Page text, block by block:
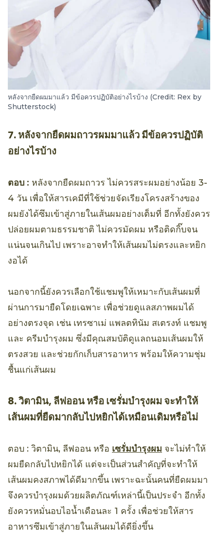
หลังจากยืดผมมาแล้ว มีข้อควรปฏิบัติอย่างไรบ้าง (Credit: Rex by
Shutterstock)
7. หลังจากยืดผมถาวรผมมาแล้ว มีข้อควรปฏิบัติ
อย่างไรบ้าง
ตอบ : หลังจากยืดผมถาวร ไม่ควรสระผมอย่างน้อย 3-
4 วัน เพื่อให้สารเคมีที่ใช้ช่วยจัดเรียงโครงสร้างของ
ผมยังได้ซึมเข้าสู่ภายในเส้นผมอย่างเต็มที่ อีกทั้งยังควร
ปล่อยผมตามธรรมชาติ ไม่ควรมัดผม หรือติดกิ๊บจน
แน่นจนเกินไป เพราะอาจทำให้เส้นผมไม่ตรงและหยิก
งอได้
นอกจากนี้ยังควรเลือกใช้แชมพูให้เหมาะกับเส้นผมที่
ผ่านการมายืดโดยเฉพาะ เพื่อช่วยดูแลสภาพผมได้
อย่างตรงจุด เช่น เทรซาเม่ แพลตทินัม สเตรงท์ แชมพู
และ ครีมบำรุงผม ซึ่งมีคุณสมบัติดูแลถนอมเส้นผมให้
ตรงสวย และช่วยกักเก็บสารอาหาร พร้อมให้ความชุ่ม
ชื้นแก่เส้นผม
8. วิตามิน, ลีฟออน หรือ เซรั่มบำรุงผม จะทำให้
เส้นผมที่ยืดมากลับไปหยิกได้เหมือนเดิมหรือไม่
ตอบ : วิตามิน, ลีฟออน หรือ เซรั่มบำรุงผม จะไม่ทำให้
ผมยืดกลับไปหยิกได้ แต่จะเป็นส่วนสำคัญที่จะทำให้
เส้นผมคงสภาพได้ดีมากขึ้น เพราะฉะนั้นคนที่ยืดผมมา
จึงควรบำรุงผมด้วยผลิตภัณฑ์เหล่านี้เป็นประจำ อีกทั้ง
ยังควรหมั่นอบไอน้ำเดือนละ 1 ครั้ง เพื่อช่วยให้สาร
อาหารซึมเข้าสู่ภายในเส้นผมได้ดียิ่งขึ้น